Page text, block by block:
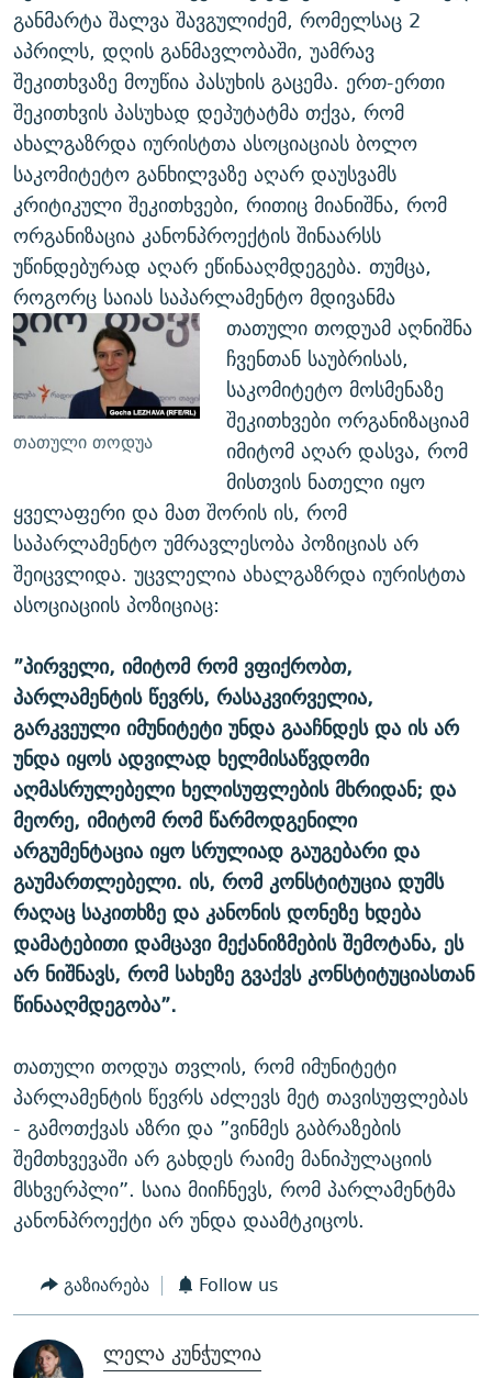
განმარტა შალვა შავგულიძემ, რომელსაც 2
აპრილს, დღის განმავლობაში, უამრავ
შეკითხვაზე მოუწია პასუხის გაცემა. ერთ-ერთი
შეკითხვის პასუხად დეპუტატმა თქვა, რომ
ახალგაზრდა იურისტთა ასოციაციას ბოლო
საკომიტეტო განხილვაზე აღარ დაუსვამს
კრიტიკული შეკითხვები, რითიც მიანიშნა, რომ
ორგანიზაცია კანონპროექტის შინაარსს
უწინდებურად აღარ ეწინააღმდეგება. თუმცა,
როგორც საიას საპარლამენტო მდივანმა
თათული თოდუამ აღნიშნა
თათული თოდუა
ჩვენთან საუბრისას,
საკომიტეტო მოსმენაზე
შეკითხვები ორგანიზაციამ
იმიტომ აღარ დასვა, რომ
მისთვის ნათელი იყო
ყველაფერი და მათ შორის ის, რომ
საპარლამენტო უმრავლესობა პოზიციას არ
შეიცვლიდა. უცვლელია ახალგაზრდა იურისტთა
ასოციაციის პოზიციაც:
”პირველი, იმიტომ რომ ვფიქრობთ,
პარლამენტის წევრს, რასაკვირველია,
გარკვეული იმუნიტეტი უნდა გააჩნდეს და ის არ
უნდა იყოს ადვილად ხელმისაწვდომი
აღმასრულებელი ხელისუფლების მხრიდან; და
მეორე, იმიტომ რომ წარმოდგენილი
არგუმენტაცია იყო სრულიად გაუგებარი და
გაუმართლებელი. ის, რომ კონსტიტუცია დუმს
რაღაც საკითხზე და კანონის დონეზე ხდება
დამატებითი დამცავი მექანიზმების შემოტანა, ეს
არ ნიშნავს, რომ სახეზე გვაქვს კონსტიტუციასთან
წინააღმდეგობა”.
თათული თოდუა თვლის, რომ იმუნიტეტი
პარლამენტის წევრს აძლევს მეტ თავისუფლებას
- გამოთქვას აზრი და ”ვინმეს გაბრაზების
შემთხვევაში არ გახდეს რაიმე მანიპულაციის
მსხვერპლი”. საია მიიჩნევს, რომ პარლამენტმა
კანონპროექტი არ უნდა დაამტკიცოს.
გაზიარება Follow us
ლელა კუნჭულია